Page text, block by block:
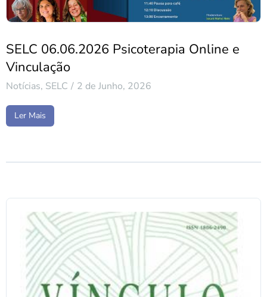
SELC 06.06.2026 Psicoterapia Online e
Vinculação
Notícias, SELC 2 de Junho, 2026
Ler Mais